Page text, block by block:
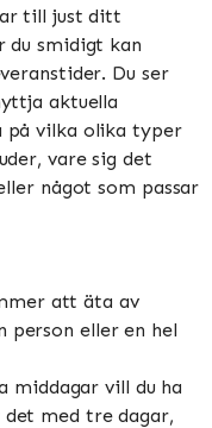
till just ditt
du smidigt kan
Du ser
aktuella
på vilka olika typer
vare sig det
något som passar
att äta av
person eller en hel
middagar vill du ha
det med tre dagar,